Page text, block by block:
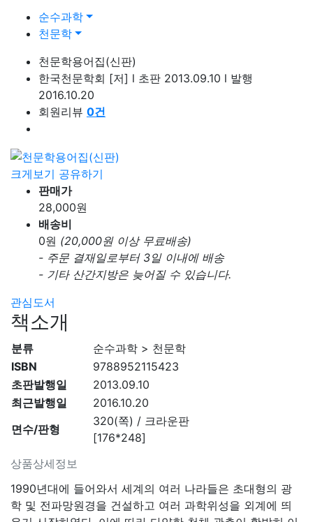
순수과학
천문학
천문학용어집(신판)
한국천문학회 [저] l 초판 2013.09.10 l 발행
2016.10.20
회원리뷰 0건
크게보기 공유하기
판매가
28,000원
배송비
0원 (20,000원 이상 무료배송)
- 주문 결재일로부터 3일 이내에 배송
- 기타 산간지방은 늦어질 수 있습니다.
관심도서
책소개
상품상세정보
분류
순수과학 > 천문학
ISBN
9788952115423
초판발행일
2013.09.10
최근발행일
2016.10.20
면수/판형
320(쪽) / 크라운판
[176*248]
1990년대에 들어와서 세계의 여러 나라들은 초대형의 광
학 및 전파망원경을 건설하고 여러 과학위성을 외계에 띄